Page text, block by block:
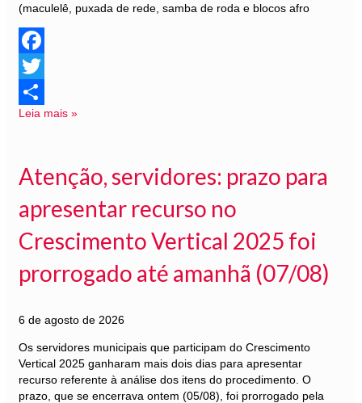
(maculelê, puxada de rede, samba de roda e blocos afro
Facebook
Twitter
Share
Leia mais »
Atenção, servidores: prazo para
apresentar recurso no
Crescimento Vertical 2025 foi
prorrogado até amanhã (07/08)
6 de agosto de 2026
Os servidores municipais que participam do Crescimento
Vertical 2025 ganharam mais dois dias para apresentar
recurso referente à análise dos itens do procedimento. O
prazo, que se encerrava ontem (05/08), foi prorrogado pela